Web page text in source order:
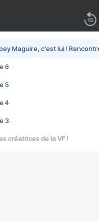
Maguire, c'est lui !
6
5
4
3
créatrices de la VF !